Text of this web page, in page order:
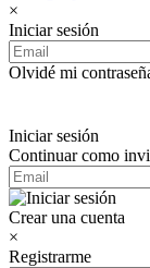
×
Iniciar sesión
Olvidé mi
Iniciar sesión
Continuar como
Crear una cuenta
×
Registrarme